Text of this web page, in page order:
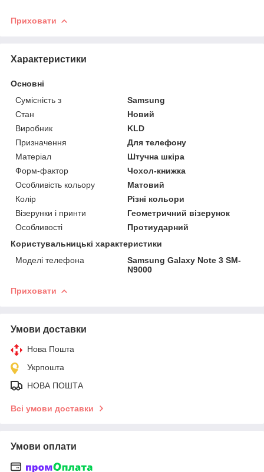
Приховати
Характеристики
Основні
Сумісність з
Samsung
Стан
Новий
Виробник
KLD
Призначення
Для телефону
Матеріал
Штучна шкіра
Форм-фактор
Чохол-книжка
Особливість кольору
Матовий
Колір
Різні кольори
Візерунки і принти
Геометричний візерунок
Особливості
Протиударний
Користувальницькі характеристики
Моделі телефона
Samsung Galaxy Note 3 SM-
N9000
Приховати
Умови доставки
Нова Пошта
Укрпошта
НОВА ПОШТА
Всі умови доставки
Умови оплати